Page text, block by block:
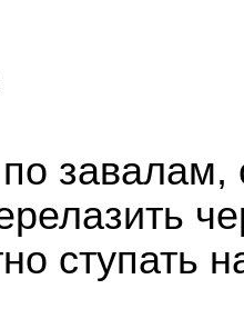
завалам,
ступать